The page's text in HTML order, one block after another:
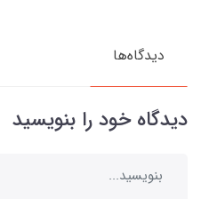
دیدگاه‌ها
دیدگاه خود را بنویسید